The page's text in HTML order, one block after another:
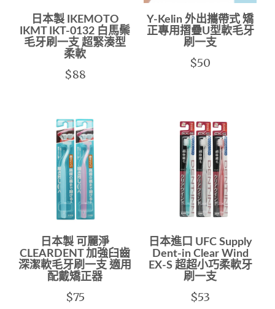
日本製 IKEMOTO
IKMT IKT-0132 白馬鬃
毛牙刷一支 超緊湊型
柔軟
$88
Y-Kelin 外出攜帶式 矯
正專用摺疊U型軟毛牙
刷一支
$50
日本製 可麗淨
CLEARDENT 加強臼齒
深潔軟毛牙刷一支 適用
配戴矯正器
$75
日本進口 UFC Supply
Dent-in Clear Wind
EX-S 超超小巧柔軟牙
刷一支
$53